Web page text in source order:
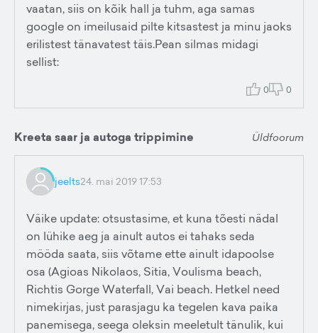
vaatan, siis on kõik hall ja tuhm, aga samas
google on imeilusaid pilte kitsastest ja minu jaoks
erilistest tänavatest täis.Pean silmas midagi
sellist:
0 0
Kreeta saar ja autoga trippimine Üldfoorum
jeelts24. mai 2019 17:53
Väike update: otsustasime, et kuna tõesti nädal
on lühike aeg ja ainult autos ei tahaks seda
mööda saata, siis võtame ette ainult idapoolse
osa (Agioas Nikolaos, Sitia, Voulisma beach,
Richtis Gorge Waterfall, Vai beach. Hetkel need
nimekirjas, just parasjagu ka tegelen kava paika
panemisega, seega oleksin meeletult tänulik, kui